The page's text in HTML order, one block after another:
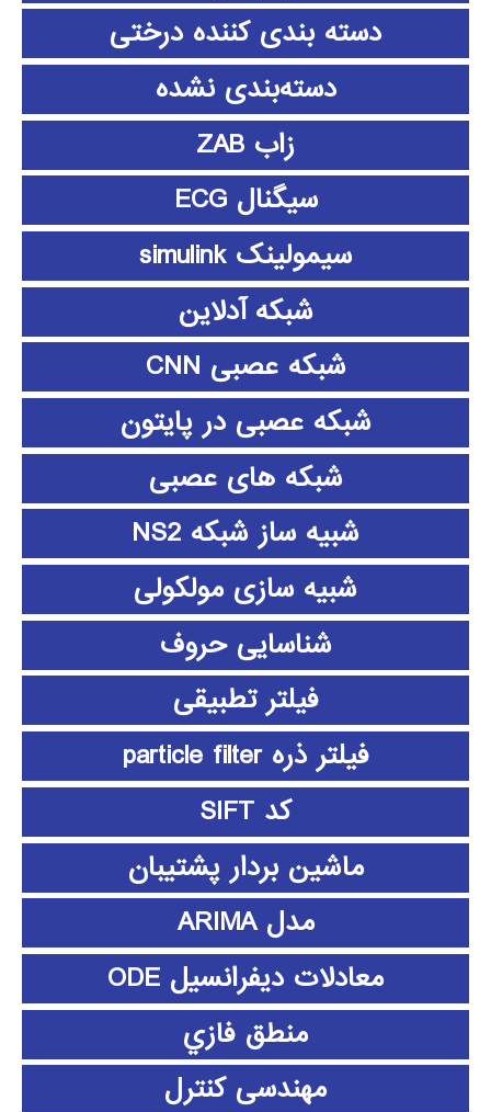
دسته بندی کننده درختی
دسته‌بندی نشده
زاب ZAB
سیگنال ECG
سیمولینک simulink
شبکه آدلاین
شبکه عصبی CNN
شبکه عصبی در پایتون
شبکه های عصبی
شبیه ساز شبکه NS2
شبیه سازی مولکولی
شناسایی حروف
فیلتر تطبیقی
فیلتر ذره particle filter
کد SIFT
ماشین بردار پشتیبان
مدل ARIMA
معادلات دیفرانسیل ODE
منطق فازي
مهندسی کنترل